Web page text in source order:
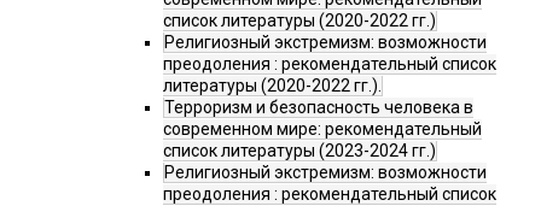
список литературы (2020-2022 гг.)
Религиозный экстремизм: возможности
преодоления : рекомендательный список
литературы (2020-2022 гг.).
Терроризм и безопасность человека в
современном мире: рекомендательный
список литературы (2023-2024 гг.)
Религиозный экстремизм: возможности
преодоления : рекомендательный список